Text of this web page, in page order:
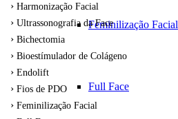
Feminilização Facial
Full Face
Harmonização Facial
Ultrassonografia da Face
Bichectomia
Bioestímulador de Colágeno
Endolift
Fios de PDO
Feminilização Facial